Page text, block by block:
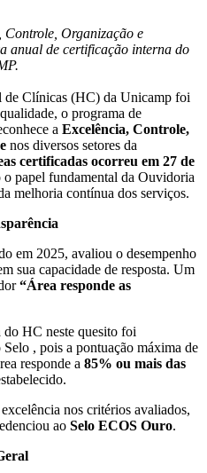
Organização e
anual de certificação interna do
Clínicas (HC) da Unicamp foi
o programa de
a Excelência, Controle,
nos diversos setores da
certificadas ocorreu em 27 de
o papel fundamental da Ouvidoria
melhoria contínua dos serviços.
em 2025, avaliou o desempenho
sua capacidade de resposta. Um
“Área responde as
HC neste quesito foi
, pois a pontuação máxima de
responde a 85% ou mais das
nos critérios avaliados,
ao Selo ECOS Ouro.